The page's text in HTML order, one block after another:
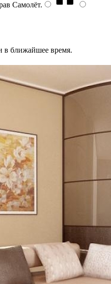
Самолёт.
в ближайшее время.